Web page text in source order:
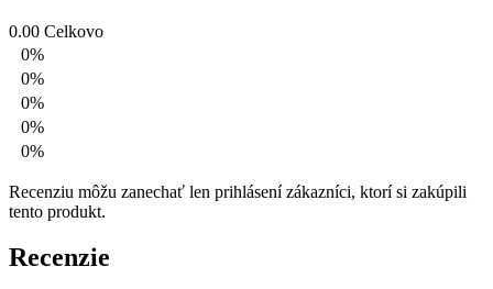
0.00 Celkovo
0%
0%
0%
0%
0%
Recenziu môžu zanechať len prihlásení zákazníci, ktorí si zakúpili
tento produkt.
Recenzie